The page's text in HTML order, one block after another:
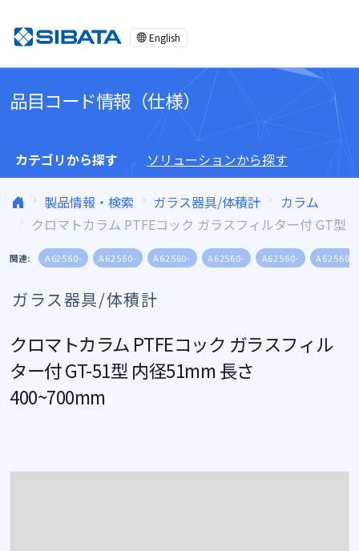
English
品目コード情報（仕様）
カテゴリから探す ソリューションから探す
製品情報・検索 ガラス器具/体積計
カラム
クロマトカラム PTFEコック ガラスフィルター付 GT型
関連: A62560- A62560- A62560- A62560- A62560- A62560-
ガラス器具/体積計
クロマトカラム PTFEコック ガラスフィル
ター付 GT-51型 内径51mm 長さ
400~700mm